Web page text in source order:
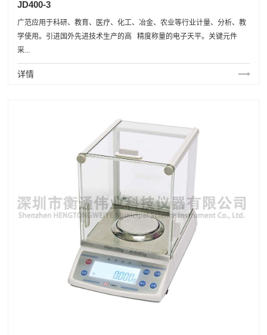
JD400-3
广范应用于科研、教育、医疗、化工、冶金、农业等行业计量、分析、教
学使用。引进国外先进技术生产的高 精度称量的电子天平。关键元件
采...
详情